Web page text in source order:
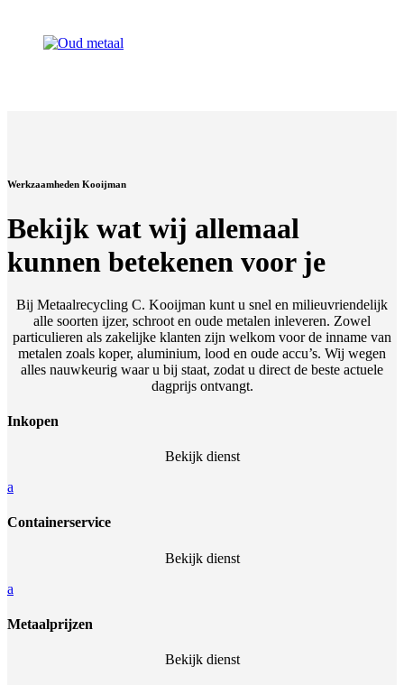
Werkzaamheden Kooijman
Bekijk wat wij allemaal
kunnen betekenen voor je
Bij Metaalrecycling C. Kooijman kunt u snel en milieuvriendelijk
alle soorten ijzer, schroot en oude metalen inleveren. Zowel
particulieren als zakelijke klanten zijn welkom voor de inname van
metalen zoals koper, aluminium, lood en oude accu’s. Wij wegen
alles nauwkeurig waar u bij staat, zodat u direct de beste actuele
dagprijs ontvangt.
Inkopen
Bekijk dienst
a
Containerservice
Bekijk dienst
a
Metaalprijzen
Bekijk dienst